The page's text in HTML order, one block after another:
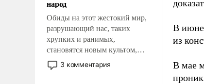
народ
Обиды на этот жестокий мир,
разрушающий нас, таких
хрупких и ранимых,
становятся новым культом,
постепенно вытесняя и
отменяя традиционное
3 комментария
В июне
из
В мае